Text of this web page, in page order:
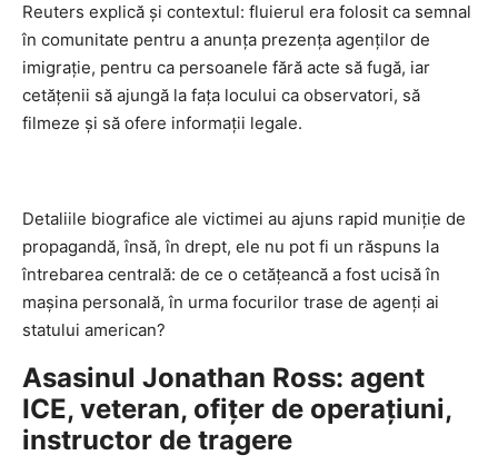
Reuters explică și contextul: fluierul era folosit ca semnal
în comunitate pentru a anunța prezența agenților de
imigrație, pentru ca persoanele fără acte să fugă, iar
cetățenii să ajungă la fața locului ca observatori, să
filmeze și să ofere informații legale.
Detaliile biografice ale victimei au ajuns rapid muniție de
propagandă, însă, în drept, ele nu pot fi un răspuns la
întrebarea centrală: de ce o cetățeancă a fost ucisă în
mașina personală, în urma focurilor trase de agenți ai
statului american?
Asasinul Jonathan Ross: agent
ICE, veteran, ofițer de operațiuni,
instructor de tragere